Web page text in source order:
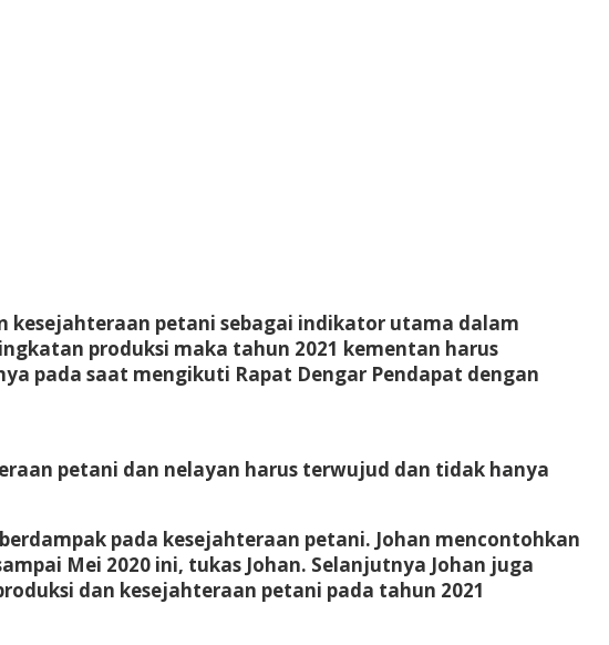
kesejahteraan petani sebagai indikator utama dalam
produksi maka tahun 2021 kementan harus
pada saat mengikuti Rapat Dengar Pendapat dengan
petani dan nelayan harus terwujud dan tidak hanya
pada kesejahteraan petani. Johan mencontohkan
Mei 2020 ini, tukas Johan. Selanjutnya Johan juga
dan kesejahteraan petani pada tahun 2021